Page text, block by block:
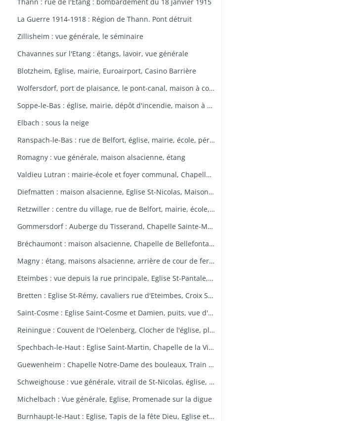
La Guerre 1914-1918 : Région de Thann. Pont détruit
Zillisheim : vue générale, le séminaire
Chavannes sur l'Etang : étangs, lavoir, vue générale
Blotzheim, Eglise, mairie, Euroairport, Casino Barrière
Wolfersdorf, port de plaisance, le pont-canal, maison à colombages
Soppe-le-Bas : église, mairie, dépôt d'incendie, maison à colombages
Elbach : sous la neige
Ranspach-le-Bas : rue de Belfort, église, mairie, école, périscolaire, platanes plantés sous Napoléon
Romagny : vue générale, maison alsacienne, étang
Valdieu Lutran : mairie-école et foyer communal, Chapelle Notre Dame de la Pitié, calvaire, échelle d'écluses sens Valdieu-Retzwiller
Diefmatten : maison alsacienne, Eglise St-Nicolas, Maison natale Barthélémy Gross
Retzwiller : centre du village, rue de Belfort, mairie, école, décors floraux
Gommersdorf : Auberge du Tisserand, Chapelle Sainte-Marguerite, Calvaire rue des Tilleuls
Bréchaumont : maison alsacienne, Chapelle de Bellefontaine, rue de l'église, M.A.R.P.A. (Maison d'accueil rurale pour personne âgées)
Magny : étang, maisons alsacienne, arrière de cour de ferme
Eteimbes : vue depuis la rue principale, Eglise St-Pantale, maison alsacienne
Bretten : Eglise St-Rémy, cavaliers rue d'Eteimbes, Croix St-Eloi
Saint-Cosme : Eglise Saint-Cosme et Damien, puits, vue d'ensemble, ancien presbytère, mairie
Reiningue : Couvent de l'Oelenberg, Clocher de l'église, plan d'eau, cour de ferme
Spechbach-le-Haut : Eglise Saint-Martin, Chapelle de la Vierge, Christ du dimanche des rameaux sur l'âne, Vierge de la Pitié
Guewenheim : Chapelle Notre-Dame des bouleaux, Train de la Doller, lavoir, pierre borne, mur cimetière, Calvaire 1857 avec décorations florales
Schweighouse : vue générale, vitrail de St-Nicolas, église, la Doller
Michelbach : Vue générale, Eglise, Promenade sur la digue
Burnhaupt-le-Haut : Eglise, Tapis de la fête Dieu, Eglise et école, Office de la fête Dieu